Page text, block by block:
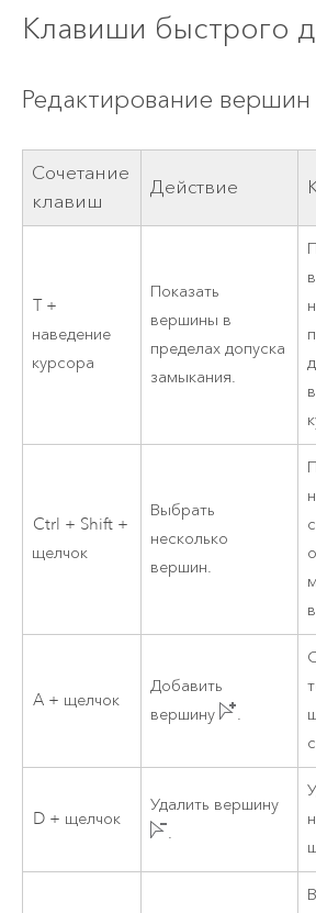
Клавиши быстрого
Редактирование вершин
Сочетание
клавиш
Действие
T +
наведение
курсора
Показать
вершины в
пределах допуска
замыкания.
Ctrl + Shift +
щелчок
Выбрать
несколько
вершин.
A + щелчок
Добавить
вершину
.
D + щелчок
Удалить вершину
.